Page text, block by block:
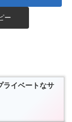
ー
ライベートなサ